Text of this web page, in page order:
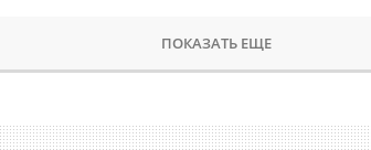
ПОКАЗАТЬ ЕЩЕ